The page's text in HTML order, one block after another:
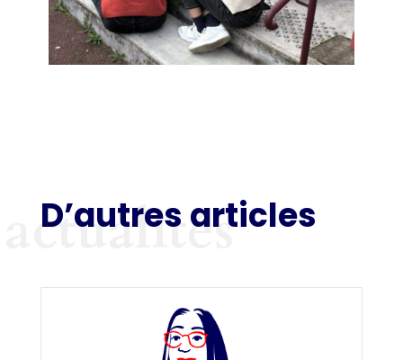
D’autres articles
actualités